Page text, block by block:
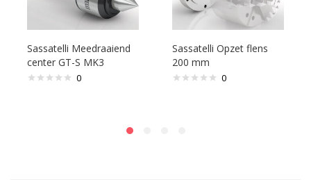
Sassatelli Meedraaiend
center GT-S MK3
0
Sassatelli Opzet flens
200 mm
0